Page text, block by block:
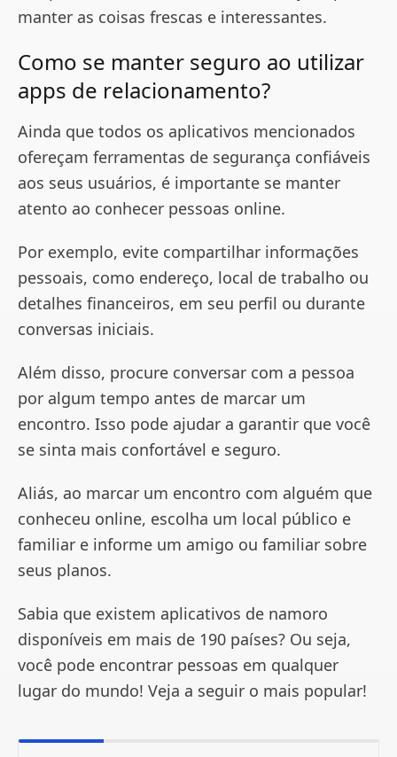
manter as coisas frescas e interessantes.
Como se manter seguro ao utilizar
apps de relacionamento?
Ainda que todos os aplicativos mencionados
ofereçam ferramentas de segurança confiáveis
aos seus usuários, é importante se manter
atento ao conhecer pessoas online.
Por exemplo, evite compartilhar informações
pessoais, como endereço, local de trabalho ou
detalhes financeiros, em seu perfil ou durante
conversas iniciais.
Além disso, procure conversar com a pessoa
por algum tempo antes de marcar um
encontro. Isso pode ajudar a garantir que você
se sinta mais confortável e seguro.
Aliás, ao marcar um encontro com alguém que
conheceu online, escolha um local público e
familiar e informe um amigo ou familiar sobre
seus planos.
Sabia que existem aplicativos de namoro
disponíveis em mais de 190 países? Ou seja,
você pode encontrar pessoas em qualquer
lugar do mundo! Veja a seguir o mais popular!